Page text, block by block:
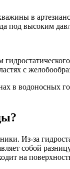
в
под высоким
с
в
Из-за
собой
на